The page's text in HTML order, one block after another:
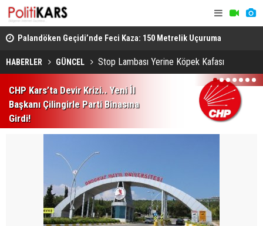
Palandöken Geçidi’nde Feci Kaza: 150 Metrelik Uçuruma
Yuvarlandı
HABERLER GÜNCEL Stop Lambası Yerine Köpek Kafası
CHP Kars’ta Devir Krizi.. Yeni İl
Başkanı Çilingirle Parti Binasına
Girdi!
1 2 3 4 5 6 7